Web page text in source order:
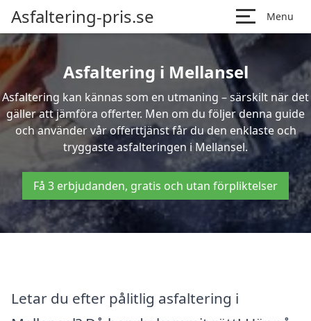
Asfaltering-pris.se Menu
Asfaltering i Mellansel
Asfaltering kan kännas som en utmaning – särskilt när det
gäller att jämföra offerter. Men om du följer denna guide
och använder vår offerttjänst får du den enklaste och
tryggaste asfalteringen i Mellansel.
Få 3 erbjudanden, gratis och utan förpliktelser
Letar du efter pålitlig asfaltering i